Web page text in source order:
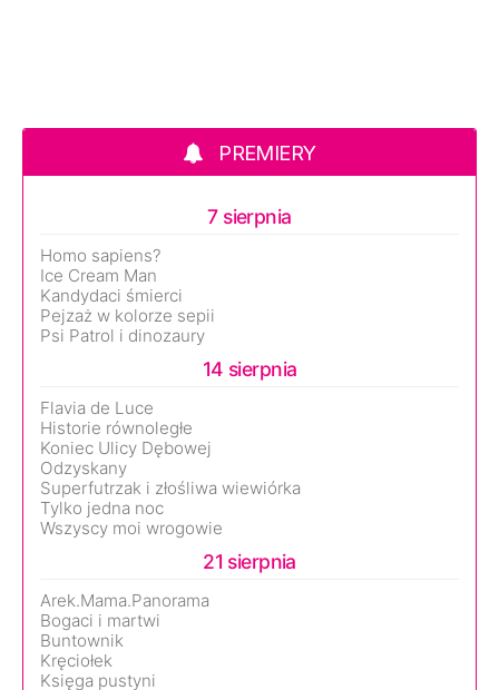
PREMIERY
7 sierpnia
Homo sapiens?
Ice Cream Man
Kandydaci śmierci
Pejzaż w kolorze sepii
Psi Patrol i dinozaury
14 sierpnia
Flavia de Luce
Historie równoległe
Koniec Ulicy Dębowej
Odzyskany
Superfutrzak i złośliwa wiewiórka
Tylko jedna noc
Wszyscy moi wrogowie
21 sierpnia
Arek.Mama.Panorama
Bogaci i martwi
Buntownik
Kręciołek
Księga pustyni